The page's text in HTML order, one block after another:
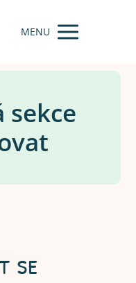
MENU
se